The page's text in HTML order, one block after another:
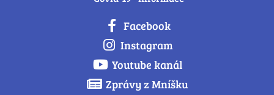
Facebook
Instagram
Youtube kanál
Zprávy z Mníšku